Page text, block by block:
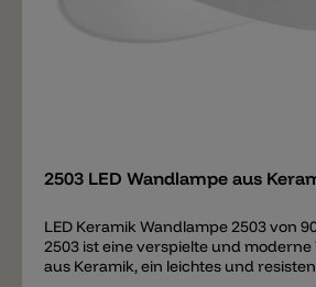
2503 LED Wandlampe aus
LED Keramik Wandlampe 2503 von
2503 ist eine verspielte und
aus Keramik, ein leichtes und